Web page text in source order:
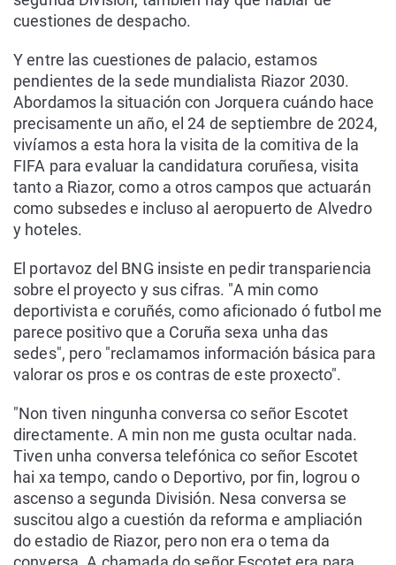
cuestiones de despacho.
Y entre las cuestiones de palacio, estamos
pendientes de la sede mundialista Riazor 2030.
Abordamos la situación con Jorquera cuándo hace
precisamente un año, el 24 de septiembre de 2024,
vivíamos a esta hora la visita de la comitiva de la
FIFA para evaluar la candidatura coruñesa, visita
tanto a Riazor, como a otros campos que actuarán
como subsedes e incluso al aeropuerto de Alvedro
y hoteles.
El portavoz del BNG insiste en pedir transpariencia
sobre el proyecto y sus cifras. "A min como
deportivista e coruñés, como aficionado ó futbol me
parece positivo que a Coruña sexa unha das
sedes", pero "reclamamos información básica para
valorar os pros e os contras de este proxecto".
"Non tiven ningunha conversa co señor Escotet
directamente. A min non me gusta ocultar nada.
Tiven unha conversa telefónica co señor Escotet
hai xa tempo, cando o Deportivo, por fin, logrou o
ascenso a segunda División. Nesa conversa se
suscitou algo a cuestión da reforma e ampliación
do estadio de Riazor, pero non era o tema da